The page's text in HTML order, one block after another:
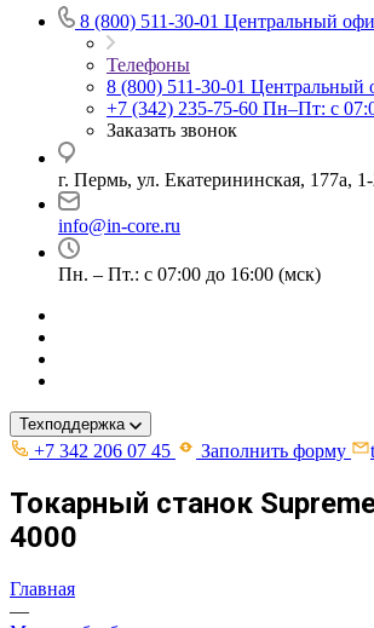
8 (800) 511-30-01 Центральный
Телефоны
8 (800) 511-30-01 Центральный
+7 (342) 235-75-60 Пн–Пт: с
Заказать звонок
г. Пермь, ул. ​Екатерининская, 177а,
info@in-core.ru
Пн. – Пт.: с 07:00 до 16:00 (мск)
Техподдержка
+7 342 206 07 45 Заполнить форму
Токарный станок
4000
Главная
—